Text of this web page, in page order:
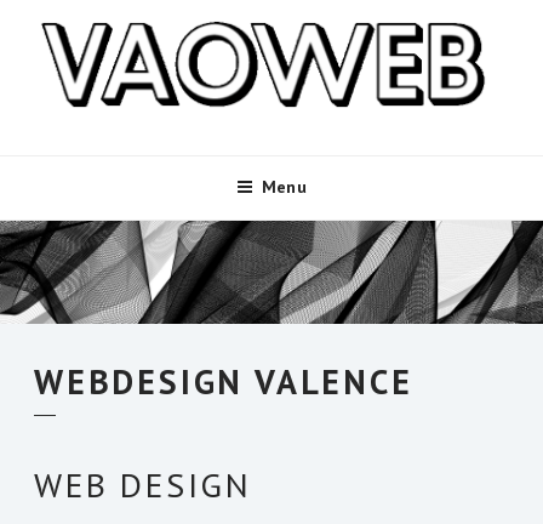
contenu
principal
Menu
WEBDESIGN VALENCE
WEB DESIGN